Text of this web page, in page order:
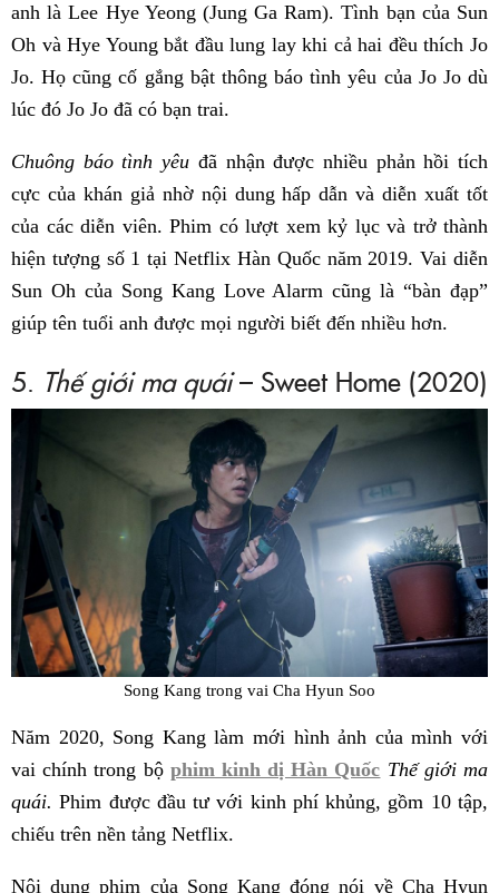
anh là Lee Hye Yeong (Jung Ga Ram). Tình bạn của Sun
Oh và Hye Young bắt đầu lung lay khi cả hai đều thích Jo
Jo. Họ cũng cố gắng bật thông báo tình yêu của Jo Jo dù
lúc đó Jo Jo đã có bạn trai.
Chuông báo tình yêu đã nhận được nhiều phản hồi tích
cực của khán giả nhờ nội dung hấp dẫn và diễn xuất tốt
của các diễn viên. Phim có lượt xem kỷ lục và trở thành
hiện tượng số 1 tại Netflix Hàn Quốc năm 2019. Vai diễn
Sun Oh của Song Kang Love Alarm cũng là “bàn đạp”
giúp tên tuổi anh được mọi người biết đến nhiều hơn.
5. Thế giới ma quái– Sweet Home (2020)
Song Kang trong vai Cha Hyun Soo
Năm 2020, Song Kang làm mới hình ảnh của mình với
vai chính trong bộ phim kinh dị Hàn Quốc Thế giới ma
quái. Phim được đầu tư với kinh phí khủng, gồm 10 tập,
chiếu trên nền tảng Netflix.
Nội dung phim của Song Kang đóng nói về Cha Hyun